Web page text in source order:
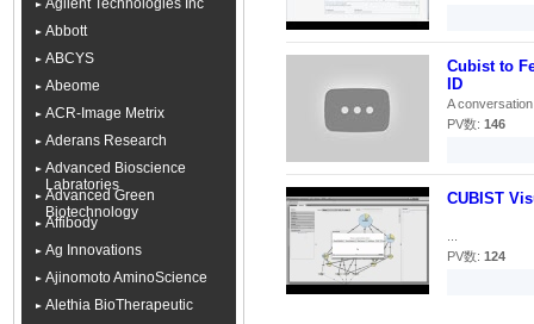
Agilent Technologies Inc
Abbott
ABCYS
Abeome
ACR-Image Metrix
Aderans Research
Advanced Bioscience
Labratories
Advanced Green
Biotechnology
Affibody
Ag Innovations
Ajinomoto AminoScience
Alethia BioTherapeutic
Cubist to
ID
A
PV数: 146
CUBIST
PV数: 124